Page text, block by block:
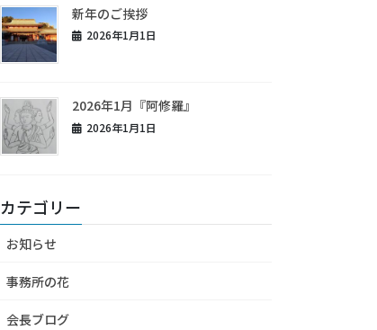
新年のご挨拶
2026年1月1日
2026年1月『阿修羅』
2026年1月1日
カテゴリー
お知らせ
事務所の花
会長ブログ